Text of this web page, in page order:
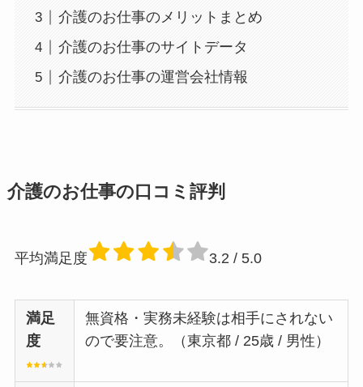
介護のお仕事のメリットまとめ
介護のお仕事のサイトデータ
介護のお仕事の運営会社情報
介護のお仕事の口コミ評判
平均満足度 3.2 / 5.0
満足
度
無資格・実務未経験は相手にされない
ので要注意。（東京都 / 25歳 / 男性）